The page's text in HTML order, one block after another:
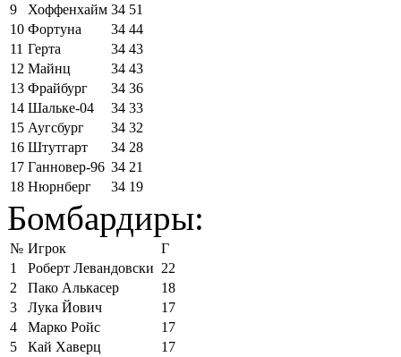
9
Хоффенхайм 34 51
10 Фортуна 34 44
11 Герта 34 43
12 Майнц 34 43
13 Фрайбург 34 36
14 Шальке-04 34 33
15 Аугсбург 34 32
16 Штутгарт 34 28
17 Ганновер-96 34 21
18 Нюрнберг 34 19
Бомбардиры:
№ Игрок
Г
1
Роберт Левандовски 22
2
Пако Алькасер
18
3
Лука Йович
17
4
Марко Ройс
17
5
Кай Хаверц
17